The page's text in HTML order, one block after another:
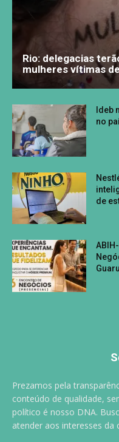
Rio: delegacias
mulheres vítimas
Ideb
no
de
Prezamos pela
conteúdo de qualidade,
político é nosso DNA.
atender aos interesses da